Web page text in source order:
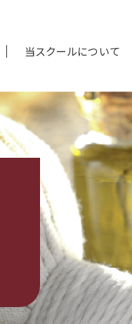
当スクールについて